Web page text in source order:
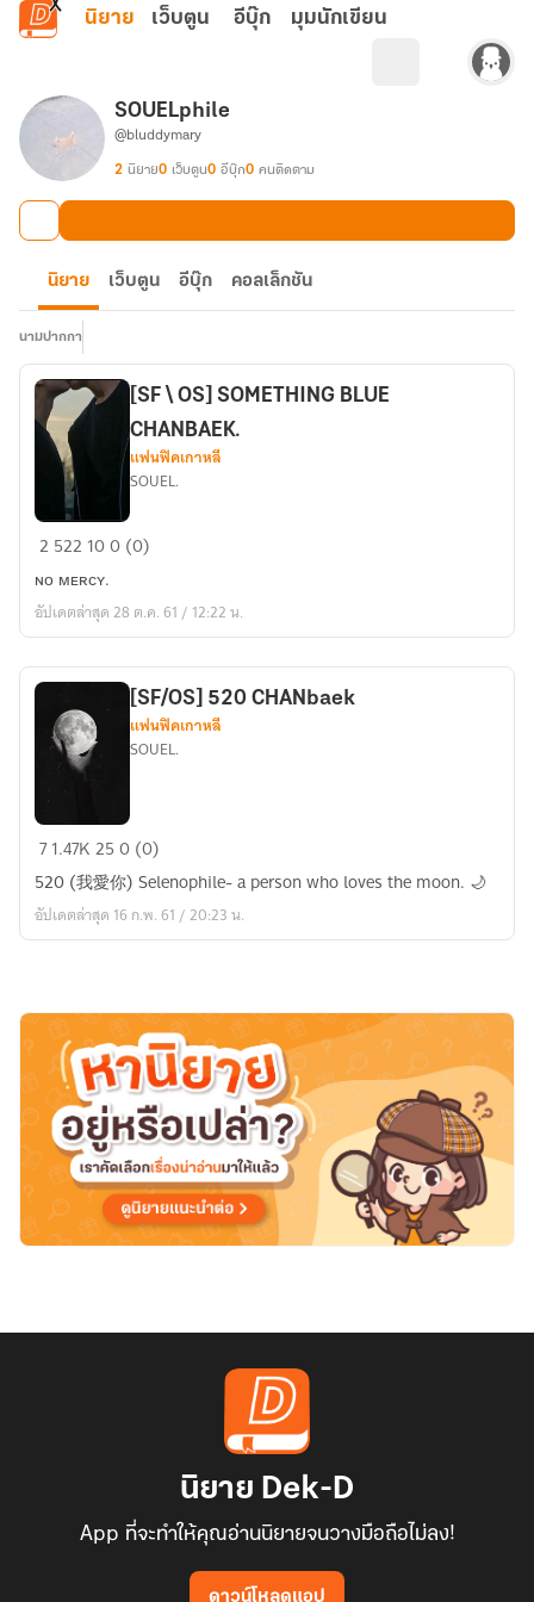
ข้ามไปยังเนื้อหาหลัก
นิยาย เว็บตูน อีบุ๊ก มุมนักเขียน
SOUELphile
@bluddymary
2 นิยาย0 เว็บตูน0 อีบุ๊ก0 คนติดตาม
นิยาย เว็บตูน อีบุ๊ก คอลเล็กชัน
นามปากกา
[SF
OS]
SOMETHING
CHANBAEK.
[SF \ OS] SOMETHING BLUE
CHANBAEK.
แฟนฟิคเกาหลี
SOUEL.
2 522 100 (0)
ɴᴏ ᴍᴇʀᴄʏ.
อัปเดตล่าสุด 28 ต.ค. 61 / 12:22 น.
[SF/OS]
CHANbaek
[SF/OS] 520 CHANbaek
แฟนฟิคเกาหลี
SOUEL.
71.47K250 (0)
520 (我愛你) Selenophile- a person who loves the moon. 🌙
อัปเดตล่าสุด 16 ก.พ. 61 / 20:23 น.
นิยาย Dek-D
App ที่จะทำให้คุณอ่านนิยายจนวางมือถือไม่ลง!
ดาวน์โหลดแอป